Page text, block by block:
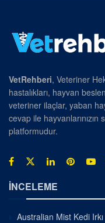
VetRehberi, Veteriner
hastalıkları, hayvan
veteriner ilaçlar, yaban
cevap ile
platformudur.
İNCELEME
Australian Mist Kedi